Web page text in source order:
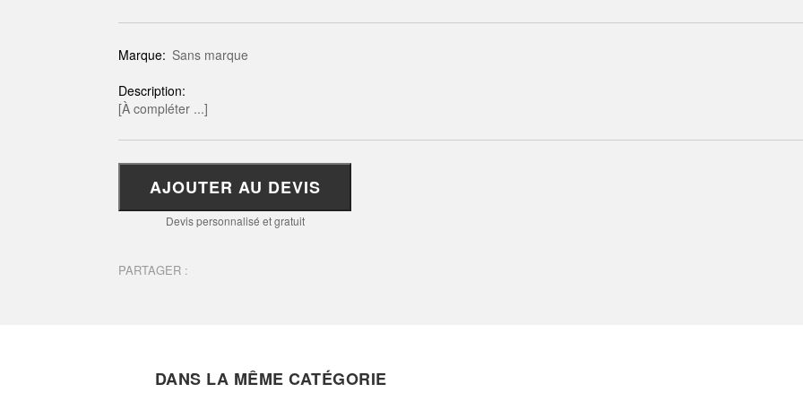
Marque: Sans marque
Description:
[À compléter ...]
AJOUTER AU DEVIS
Devis personnalisé et gratuit
PARTAGER :
DANS LA MÊME CATÉGORIE